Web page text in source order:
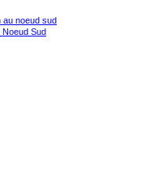
au noeud sud
Sud